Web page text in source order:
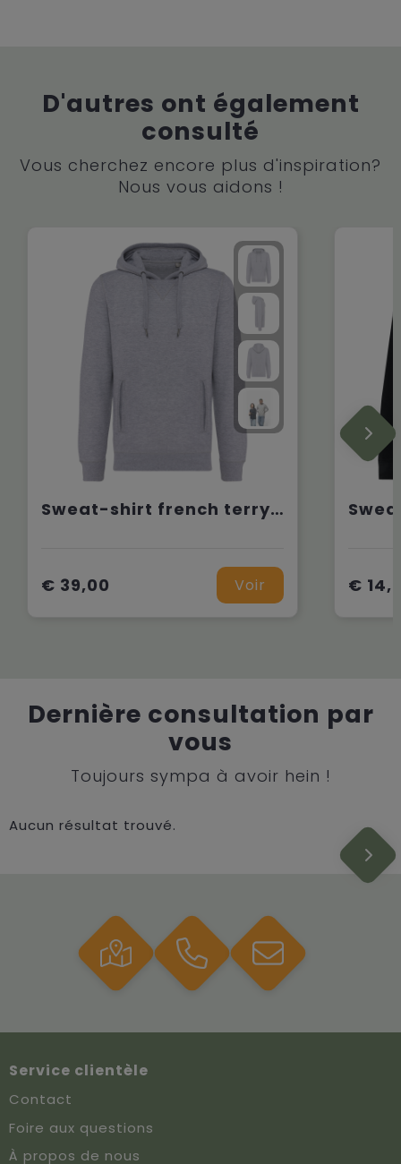
D'autres ont également
consulté
Vous cherchez encore plus d'inspiration?
Nous vous aidons !
Sweat-shirt french terry écoresponsable à capuche unisexe
€ 39,00 Voir €
Dernière consultation par
vous
Toujours sympa à avoir hein !
Aucun résultat trouvé.
Service clientèle
Contact
Foire aux questions
À propos de nous